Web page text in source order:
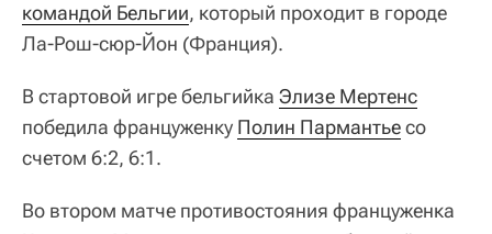
командой Бельгии, который проходит в городе
Ла-Рош-сюр-Йон (Франция).
В стартовой игре бельгийка Элизе Мертенс
победила француженку Полин Пармантьесо
счетом 6:2, 6:1.
Во втором матче противостояния француженка